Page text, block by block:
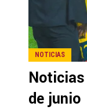
NOTICIAS
Noticias
de junio